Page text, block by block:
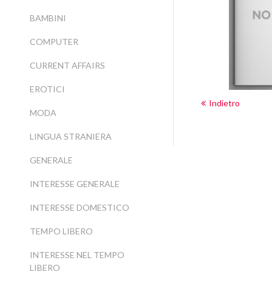
Indietro
BAMBINI
COMPUTER
CURRENT AFFAIRS
EROTICI
MODA
LINGUA STRANIERA
GENERALE
INTERESSE GENERALE
INTERESSE DOMESTICO
TEMPO LIBERO
INTERESSE NEL TEMPO
LIBERO